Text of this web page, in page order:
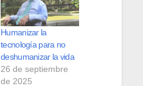
Humanizar la
tecnología para no
deshumanizar la vida
26 de septiembre
de 2025